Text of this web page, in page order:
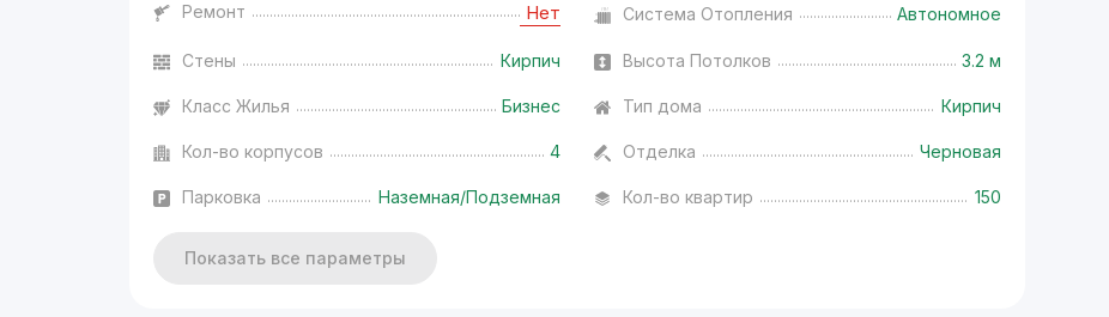
Ремонт Нет Система Отопления Автономное
Стены Кирпич Высота Потолков 3.2 м
Класс Жилья Бизнес Тип дома Кирпич
Кол-во корпусов 4 Отделка Черновая
Парковка Наземная/Подземная Кол-во квартир 150
Показать все параметры